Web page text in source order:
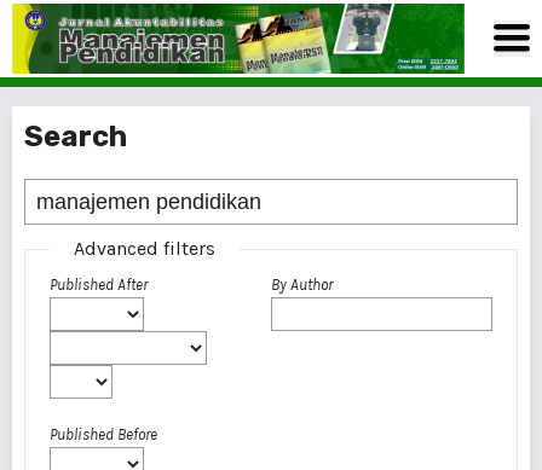
Search
Advanced filters
Published After
Published Before
By Author